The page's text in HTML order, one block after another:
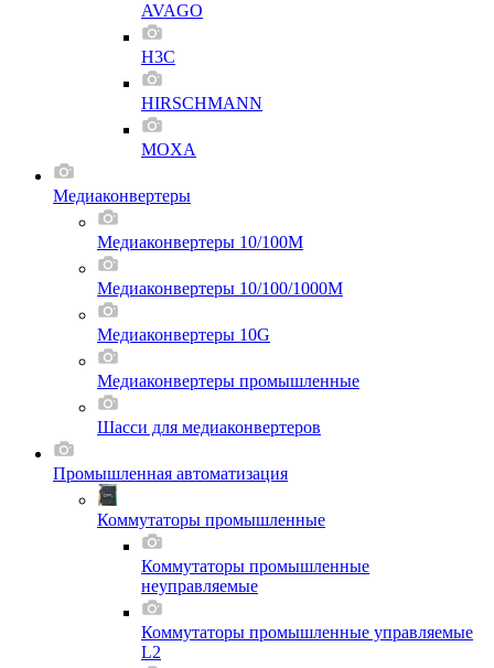
AVAGO
H3C
HIRSCHMANN
MOXA
Медиаконвертеры
Медиаконвертеры 10/100M
Медиаконвертеры 10/100/1000M
Медиаконвертеры 10G
Медиаконвертеры промышленные
Шасси для мeдиаконвертеров
Промышленная автоматизация
Коммутаторы промышленные
Коммутаторы промышленные
неуправляемые
Коммутаторы промышленные управляемые
L2